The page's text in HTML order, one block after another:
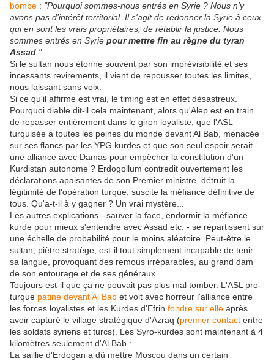
bombe : "Pourquoi sommes-nous entrés en Syrie ? Nous n'y
avons pas d’intérêt territorial. Il s'agit de redonner la Syrie à ceux
qui en sont les vrais propriétaires, de rétablir la justice. Nous
sommes entrés en Syrie pour mettre fin au règne du tyran
Assad ."
Si le sultan nous étonne souvent par son imprévisibilité et ses
incessants revirements, il vient de repousser toutes les limites,
nous laissant sans voix.
Si ce qu'il affirme est vrai, le timing est en effet désastreux.
Pourquoi diable dit-il cela maintenant, alors qu'Alep est en train
de repasser entièrement dans le giron loyaliste, que l'ASL
turquisée a toutes les peines du monde devant Al Bab, menacée
sur ses flancs par les YPG kurdes et que son seul espoir serait
une alliance avec Damas pour empêcher la constitution d'un
Kurdistan autonome ? Erdogollum contredit ouvertement les
déclarations apaisantes de son Premier ministre, détruit la
légitimité de l'opération turque, suscite la méfiance définitive de
tous. Qu'a-t-il à y gagner ? Un vrai mystère...
Les autres explications - sauver la face, endormir la méfiance
kurde pour mieux s'entendre avec Assad etc. - se répartissent sur
une échelle de probabilité pour le moins aléatoire. Peut-être le
sultan, piètre stratège, est-il tout simplement incapable de tenir
sa langue, provoquant des remous irréparables, au grand dam
de son entourage et de ses généraux.
Toujours est-il que ça ne pouvait pas plus mal tomber. L'ASL pro-
turque patine devant Al Bab et voit avec horreur l'alliance entre
les forces loyalistes et les Kurdes d'Efrin fondre sur elle après
avoir capturé le village stratégique d'Azraq (premier contact entre
les soldats syriens et turcs). Les Syro-kurdes sont maintenant à 4
kilomètres seulement d'Al Bab :
La saillie d'Erdogan a dû mettre Moscou dans un certain